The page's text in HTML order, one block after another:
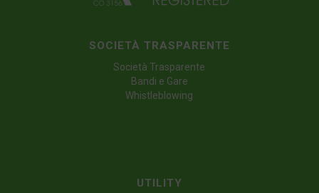
SOCIETÀ TRASPARENTE
Società Trasparente
Bandi e Gare
Whistleblowing
UTILITY